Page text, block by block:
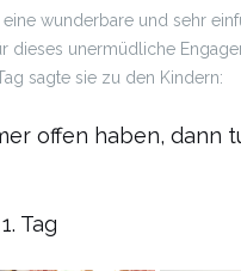
wunderbare und sehr
dieses unermüdliche
sagte sie zu den Kindern:
offen haben, dann
Tag